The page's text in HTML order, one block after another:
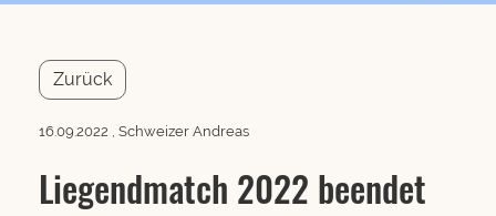
Zurück
16.09.2022 , Schweizer Andreas
Liegendmatch 2022 beendet